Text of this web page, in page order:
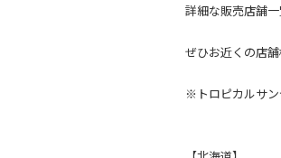
詳細な販売店舗一
ぜひお近くの店
※トロピカルサン